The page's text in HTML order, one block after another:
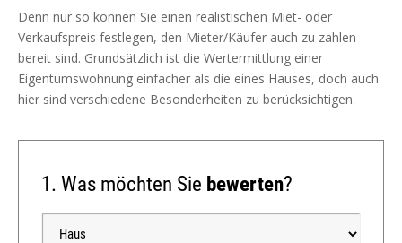
Denn nur so können Sie einen realistischen Miet- oder
Verkaufspreis festlegen, den Mieter/Käufer auch zu zahlen
bereit sind. Grundsätzlich ist die Wertermittlung einer
Eigentumswohnung einfacher als die eines Hauses, doch auch
hier sind verschiedene Besonderheiten zu berücksichtigen.